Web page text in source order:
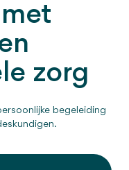
zorg
begeleiding